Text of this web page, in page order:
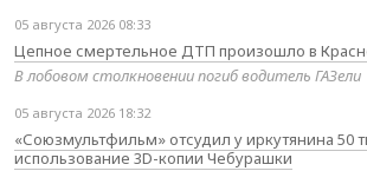
05 августа 2026 08:33
Цепное смертельное ДТП произошло в
В лобовом столкновении погиб водитель ГАЗели
05 августа 2026 18:32
«Союзмультфильм» отсудил у иркутянина 50
использование 3D-копии Чебурашки